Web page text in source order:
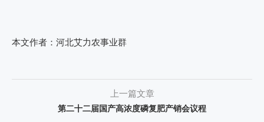
本文作者：河北艾力农事业群
上一篇文章
第二十二届国产高浓度磷复肥产销会议程